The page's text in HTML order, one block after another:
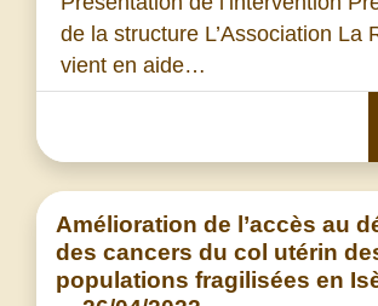
de la structure L’Association La
vient en aide…
Amélioration de l’accès au
des cancers du col utérin
populations fragilisées en